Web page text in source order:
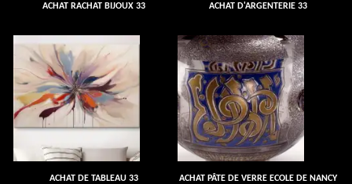
ACHAT RACHAT BIJOUX 33 ACHAT D'ARGENTERIE 33
ACHAT DE TABLEAU 33
ACHAT PÂTE DE VERRE ECOLE DE NANCY